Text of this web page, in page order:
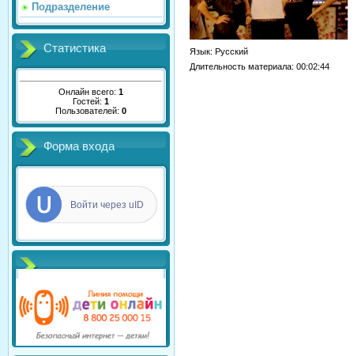
Подразделение
Статистика
Онлайн всего: 1
Гостей: 1
Пользователей: 0
Форма входа
Войти через uID
Язык: Русский
Длительность материала: 00:02:44